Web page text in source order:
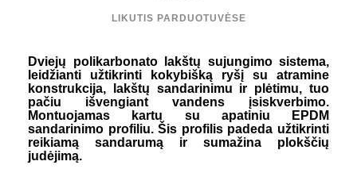
LIKUTIS PARDUOTUVĖSE
Dviejų polikarbonato lakštų sujungimo sistema,
leidžianti užtikrinti kokybišką ryšį su atramine
konstrukcija, lakštų sandarinimu ir plėtimu, tuo
pačiu išvengiant vandens įsiskverbimo.
Montuojamas kartu su apatiniu EPDM
sandarinimo profiliu. Šis profilis padeda užtikrinti
reikiamą sandarumą ir sumažina plokščių
judėjimą.